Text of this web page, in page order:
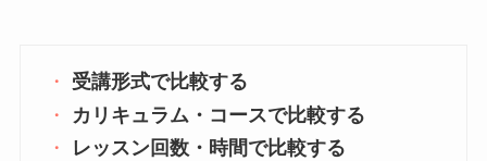
受講形式で比較する
カリキュラム・コースで比較する
レッスン回数・時間で比較する